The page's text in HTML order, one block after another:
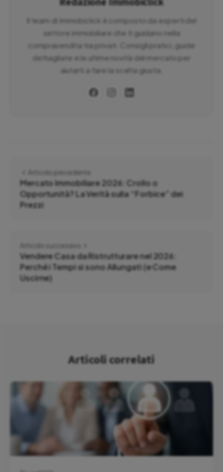
Il team di Immobiclick è composto da esperti del
settore immobiliare che ti guidano nella
compravendita tra privati. Consigli pratici, guide
dettagliate e le ultime novità del mercato per
aiutarti a fare la scelta giusta.
Articolo precedente
Mercato Immobiliare 2026: Crollo o
Opportunità? La Verità sulla “Forbice” dei
Prezzi
Articolo successivo
Vendere Casa da Ristrutturare nel 2026:
Perché i Tempi si sono Allungati (e Come
Uscirne)
Articoli correlati